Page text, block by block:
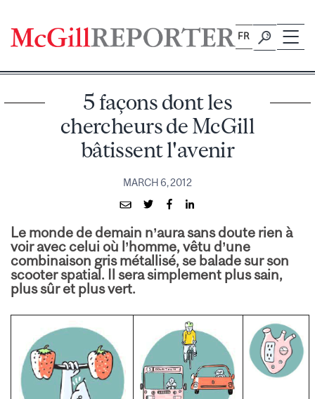
content
FR
5 façons dont les
chercheurs de McGill
bâtissent l'avenir
MARCH 6, 2012
Le monde de demain n’aura sans doute rien à
voir avec celui où l’homme, vêtu d’une
combinaison gris métallisé, se balade sur son
scooter spatial. Il sera simplement plus sain,
plus sûr et plus vert.